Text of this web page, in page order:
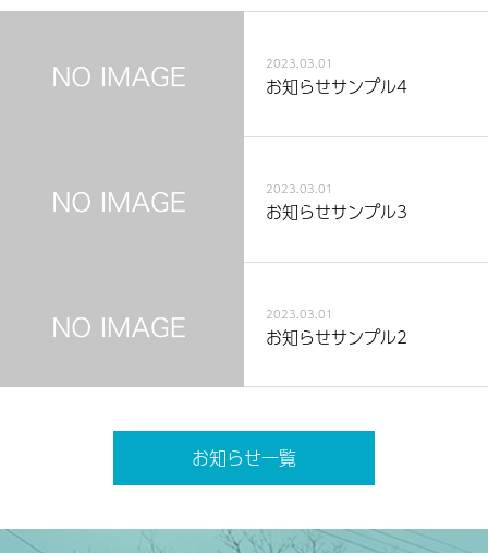
2023.03.01
お知らせサンプル4
2023.03.01
お知らせサンプル3
2023.03.01
お知らせサンプル2
お知らせ一覧